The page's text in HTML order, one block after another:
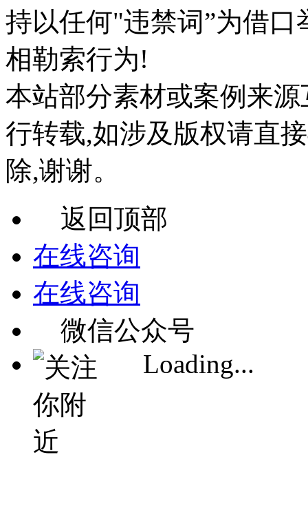
持以任何"违禁词”为借
相勒索行为!
本站部分素材或案例来
行转载,如涉及版权请直
除,谢谢。
返回顶部
在线咨询
在线咨询
微信公众号
Loading...